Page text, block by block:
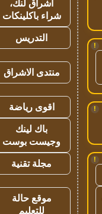
!
!
!
اشراق لنك،
شراء باكلينكات
التدريس
منتدى الاشراق
اقوى رياضة
باك لينك
وجيست بوست
مجلة تقنية
موقع حالة
للتعليم